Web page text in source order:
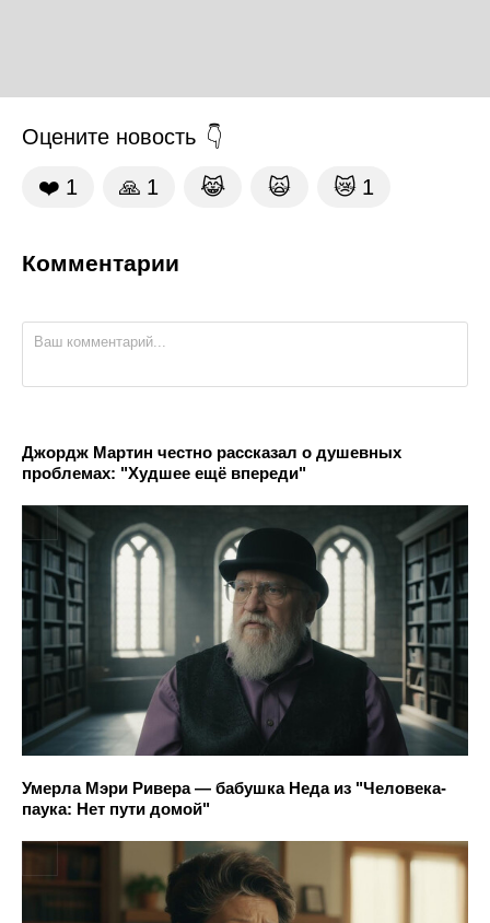
Оцените новость
❤️ 1 🙏 1 😹 🙀 😿 1
Комментарии
Джордж Мартин честно рассказал о душевных
проблемах: "Худшее ещё впереди"
Умерла Мэри Ривера — бабушка Неда из "Человека-
паука: Нет пути домой"